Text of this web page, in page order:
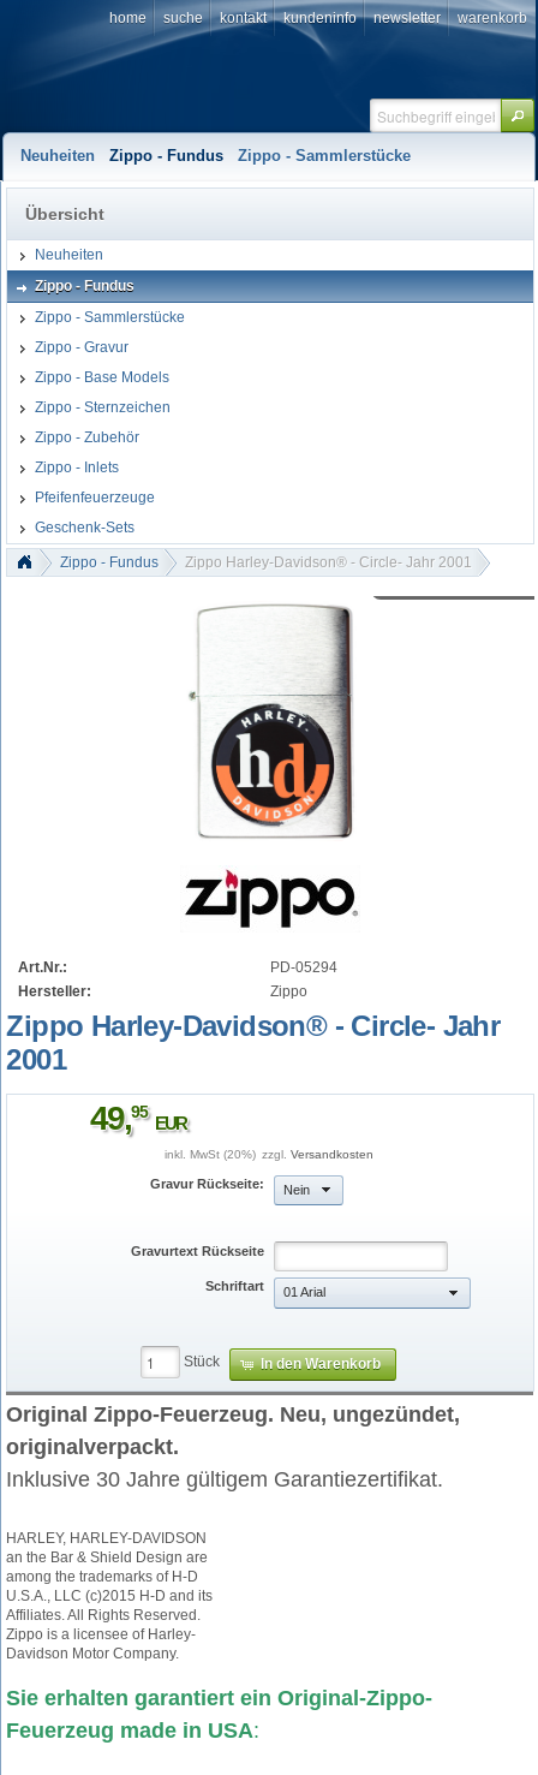
home suche kontakt kundeninfo newsletter warenkorb
Neuheiten Zippo - Fundus Zippo - Sammlerstücke
Übersicht
Neuheiten
Zippo - Fundus
Zippo - Sammlerstücke
Zippo - Gravur
Zippo - Base Models
Zippo - Sternzeichen
Zippo - Zubehör
Zippo - Inlets
Pfeifenfeuerzeuge
Geschenk-Sets
Zippo - Fundus Zippo Harley-Davidson® - Circle- Jahr 2001
zippo_hd_circle.jpg
Art.Nr.:
PD-05294
Hersteller:
Zippo
Zippo Harley-Davidson® - Circle- Jahr
2001
49,95
EUR
inkl. MwSt (20%) zzgl. Versandkosten
Gravur Rückseite: Nein
Gravurtext Rückseite
Schriftart 01 Arial
Stück In den Warenkorb
Original Zippo-Feuerzeug. Neu, ungezündet,
originalverpackt.
Inklusive 30 Jahre gültigem Garantiezertifikat.
HARLEY, HARLEY-DAVIDSON
an the Bar & Shield Design are
among the trademarks of H-D
U.S.A., LLC (c)2015 H-D and its
Affiliates. All Rights Reserved.
Zippo is a licensee of Harley-
Davidson Motor Company.
Sie erhalten garantiert ein Original-Zippo-
Feuerzeug made in USA: